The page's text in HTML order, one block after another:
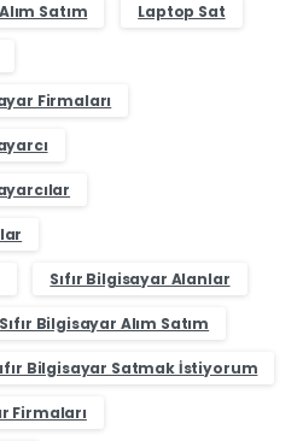
Satım Laptop Sat
Firmaları
Sıfır Bilgisayar Alanlar
Sıfır Bilgisayar Alım Satım
Bilgisayar Satmak İstiyorum
Firmaları